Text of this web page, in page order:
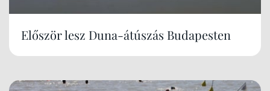
Először lesz Duna-átúszás Budapesten